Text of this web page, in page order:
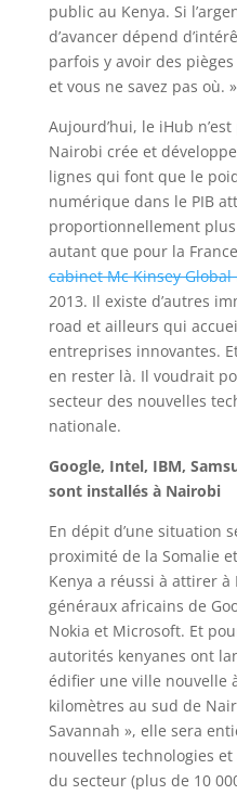
public au Kenya. Si
d’avancer dépend
parfois y avoir des
et vous ne savez pas où. »
Aujourd’hui, le iHub
Nairobi crée et
lignes qui font que le
numérique dans le PIB
proportionnellement
autant que pour la
cabinet Mc Kinsey
2013. Il existe d’autres
road et ailleurs qui
entreprises innovantes.
en rester là. Il voudrait
secteur des nouvelles
nationale.
Google, Intel, IBM,
sont installés à Nairobi
En dépit d’une situation
proximité de la Somalie
Kenya a réussi à attirer
généraux africains de
Nokia et Microsoft. Et
autorités kenyanes ont
édifier une ville nouvelle
kilomètres au sud de
Savannah », elle sera
nouvelles technologies
du secteur (plus de 10